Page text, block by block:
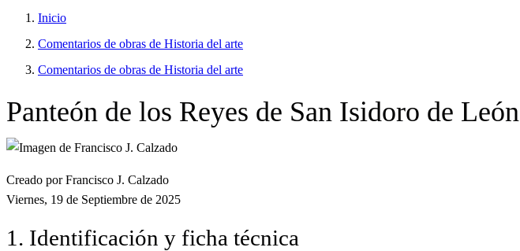
Inicio
Comentarios de obras de Historia del arte
Comentarios de obras de Historia del arte
Panteón de los Reyes de San Isidoro de León
Creado por Francisco J. Calzado
Viernes, 19 de Septiembre de 2025
1. Identificación y ficha técnica